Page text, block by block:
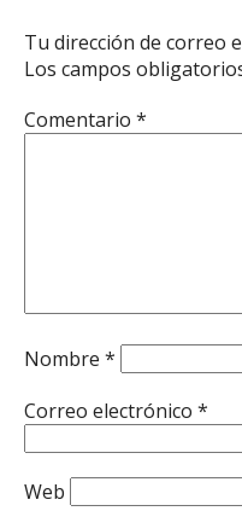
Tu dirección de correo
Los campos
Comentario *
Nombre *
Correo electrónico *
Web